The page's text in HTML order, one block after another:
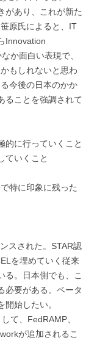
があり、これが新た
原氏によると、IT
Innovation
か面白い表現で、
もしれないと思わ
今後の日本のかか
ることを強調されて
的に行っていくこと
ていくこと
特に印象に残った
スされた。STAR認
を埋めていく従来
る。日本側でも、こ
必要がある。ベータ
始したい。
て、FedRAMP、
が追加されるこ